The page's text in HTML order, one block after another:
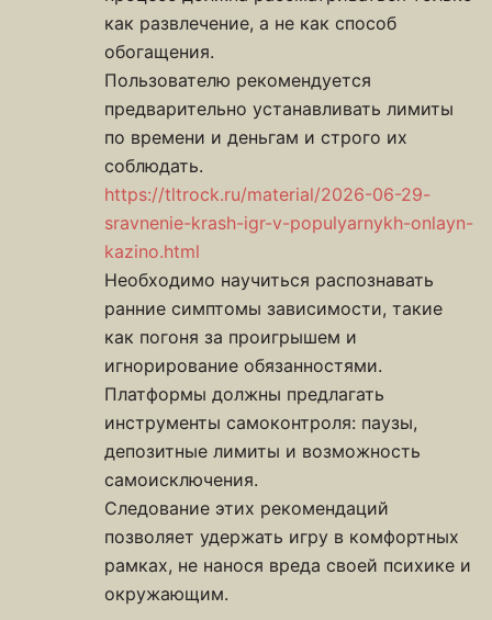
как развлечение, а не как способ
обогащения.
Пользователю рекомендуется
предварительно устанавливать лимиты
по времени и деньгам и строго их
соблюдать.
https://tltrock.ru/material/2026-06-29-
sravnenie-krash-igr-v-populyarnykh-onlayn-
kazino.html
Необходимо научиться распознавать
ранние симптомы зависимости, такие
как погоня за проигрышем и
игнорирование обязанностями.
Платформы должны предлагать
инструменты самоконтроля: паузы,
депозитные лимиты и возможность
самоисключения.
Следование этих рекомендаций
позволяет удержать игру в комфортных
рамках, не нанося вреда своей психике и
окружающим.